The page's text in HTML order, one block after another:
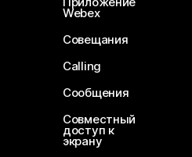
Webex
Совещания
Calling
Сообщения
Совместный
доступ к
экрану